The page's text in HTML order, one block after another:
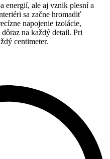
energií, ale aj vznik plesní a
sa začne hromadiť
napojenie izolácie,
na každý detail. Pri
centimeter.